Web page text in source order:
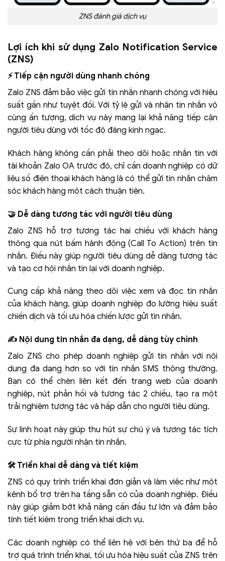
ZNS đánh giá dịch vụ
Lợi ích khi sử dụng Zalo Notification Service
(ZNS)
⚡ Tiếp cận người dùng nhanh chóng
Zalo ZNS đảm bảo việc gửi tin nhắn nhanh chóng với hiệu
suất gần như tuyệt đối. Với tỷ lệ gửi và nhận tin nhắn vô
cùng ấn tượng, dịch vụ này mang lại khả năng tiếp cận
người tiêu dùng với tốc độ đáng kinh ngạc.
Khách hàng không cần phải theo dõi hoặc nhắn tin với
tài khoản Zalo OA trước đó, chỉ cần doanh nghiệp có dữ
liệu số điện thoại khách hàng là có thể gửi tin nhắn chăm
sóc khách hàng một cách thuận tiện.
🤝 Dễ dàng tương tác với người tiêu dùng
Zalo ZNS hỗ trợ tương tác hai chiều với khách hàng
thông qua nút bấm hành động (Call To Action) trên tin
nhắn. Điều này giúp người tiêu dùng dễ dàng tương tác
và tạo cơ hội nhắn tin lại với doanh nghiệp.
Cung cấp khả năng theo dõi việc xem và đọc tin nhắn
của khách hàng, giúp doanh nghiệp đo lường hiệu suất
chiến dịch và tối ưu hóa chiến lược gửi tin nhắn.
✍️ Nội dung tin nhắn đa dạng, dễ dàng tùy chỉnh
Zalo ZNS cho phép doanh nghiệp gửi tin nhắn với nội
dung đa dạng hơn so với tin nhắn SMS thông thường.
Bạn có thể chèn liên kết đến trang web của doanh
nghiệp, nút phản hồi và tương tác 2 chiều, tạo ra một
trải nghiệm tương tác và hấp dẫn cho người tiêu dùng.
Sự linh hoạt này giúp thu hút sự chú ý và tương tác tích
cực từ phía người nhận tin nhắn.
🛠️ Triển khai dễ dàng và tiết kiệm
ZNS có quy trình triển khai đơn giản và làm việc như một
kênh bổ trợ trên hạ tầng sẵn có của doanh nghiệp. Điều
này giúp giảm bớt khả năng cần đầu tư lớn và đảm bảo
tính tiết kiệm trong triển khai dịch vụ.
Các doanh nghiệp có thể liên hệ với bên thứ ba để hỗ
trợ quá trình triển khai, tối ưu hóa hiệu suất của ZNS trên